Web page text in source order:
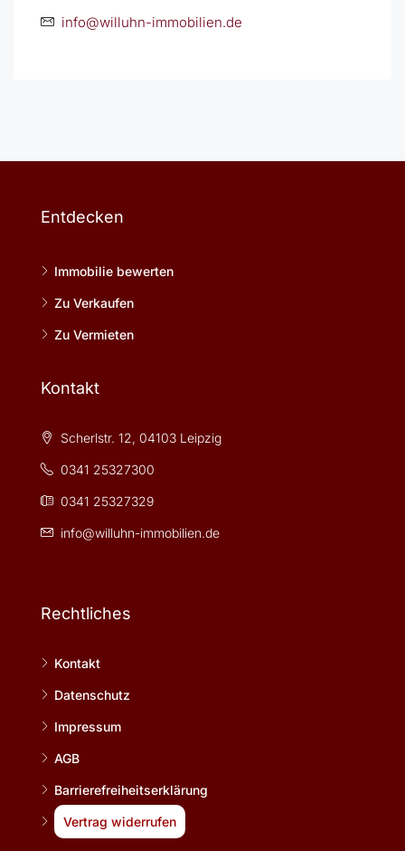
info@willuhn-immobilien.de
Entdecken
Immobilie bewerten
Zu Verkaufen
Zu Vermieten
Kontakt
Scherlstr. 12, 04103 Leipzig
0341 25327300
0341 25327329
info@willuhn-immobilien.de
Rechtliches
Kontakt
Datenschutz
Impressum
AGB
Barrierefreiheitserklärung
Vertrag widerrufen